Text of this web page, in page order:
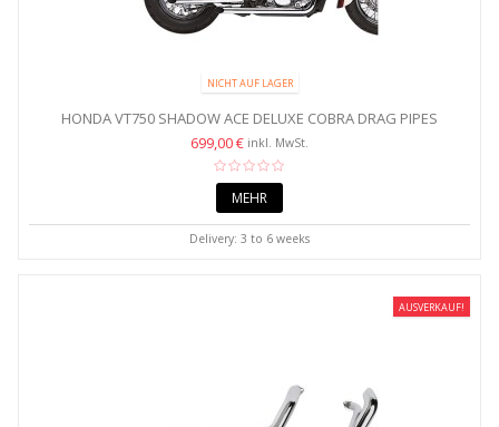
NICHT AUF LAGER
HONDA VT750 SHADOW ACE DELUXE COBRA DRAG PIPES
EXHAUST...
699,00 € inkl. MwSt.
MEHR
Delivery: 3 to 6 weeks
AUSVERKAUF!